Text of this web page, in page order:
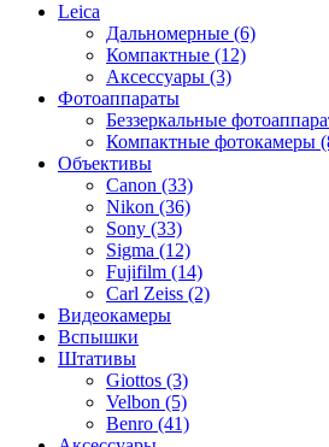
Leica
Дальномерные (6)
Компактные (12)
Аксессуары (3)
Фотоаппараты
Беззеркальные
Компактные фотокамеры
Объективы
Canon (33)
Nikon (36)
Sony (33)
Sigma (12)
Fujifilm (14)
Carl Zeiss (2)
Видеокамеры
Вспышки
Штативы
Giottos (3)
Velbon (5)
Benro (41)